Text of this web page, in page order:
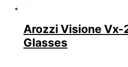
Arozzi Visione Vx-
Glasses